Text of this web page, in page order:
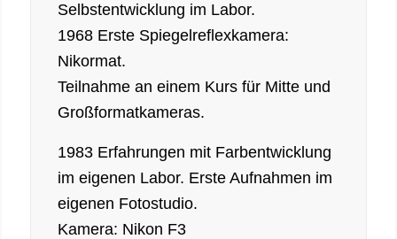
Selbstentwicklung im Labor.
1968 Erste Spiegelreflexkamera:
Nikormat.
Teilnahme an einem Kurs für Mitte und
Großformatkameras.
1983 Erfahrungen mit Farbentwicklung
im eigenen Labor. Erste Aufnahmen im
eigenen Fotostudio.
Kamera: Nikon F3